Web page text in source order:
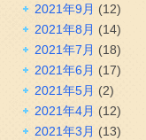
2021年9月 (12)
2021年8月 (14)
2021年7月 (18)
2021年6月 (17)
2021年5月 (2)
2021年4月 (12)
2021年3月 (13)